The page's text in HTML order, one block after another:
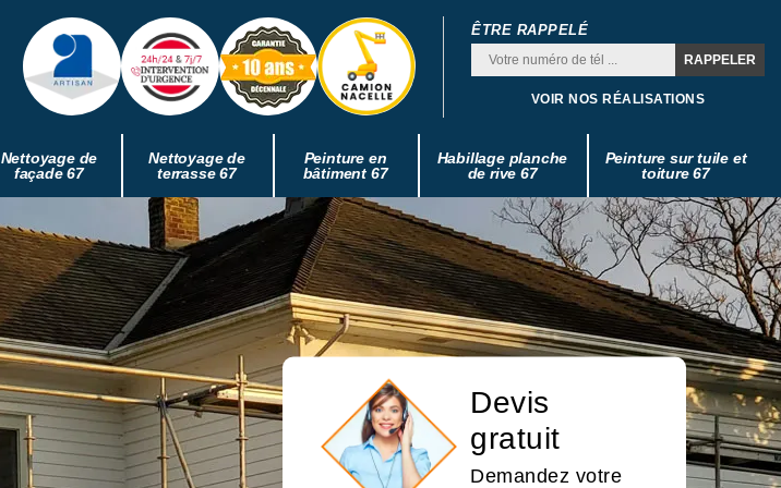
ÊTRE RAPPELÉ
VOIR NOS RÉALISATIONS
Nettoyage de
façade 67
Nettoyage de
terrasse 67
Peinture en
bâtiment 67
Habillage planche
de rive 67
Peinture sur tuile et
toiture 67
Devis
gratuit
Demandez votre